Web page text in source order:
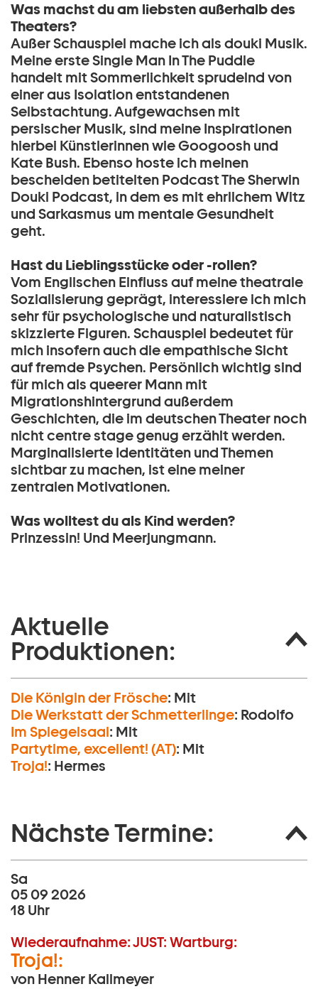
Was machst du am liebsten außerhalb des
Theaters?
Außer Schauspiel mache ich als douki Musik.
Meine erste Single Man In The Puddle
handelt mit Sommerlichkeit sprudelnd von
einer aus Isolation entstandenen
Selbstachtung. Aufgewachsen mit
persischer Musik, sind meine Inspirationen
hierbei Künstlerinnen wie Googoosh und
Kate Bush. Ebenso hoste ich meinen
bescheiden betitelten Podcast The Sherwin
Douki Podcast, in dem es mit ehrlichem Witz
und Sarkasmus um mentale Gesundheit
geht.
Hast du Lieblingsstücke oder -rollen?
Vom Englischen Einfluss auf meine theatrale
Sozialisierung geprägt, interessiere ich mich
sehr für psychologische und naturalistisch
skizzierte Figuren. Schauspiel bedeutet für
mich insofern auch die empathische Sicht
auf fremde Psychen. Persönlich wichtig sind
für mich als queerer Mann mit
Migrationshintergrund außerdem
Geschichten, die im deutschen Theater noch
nicht centre stage genug erzählt werden.
Marginalisierte Identitäten und Themen
sichtbar zu machen, ist eine meiner
zentralen Motivationen.
Was wolltest du als Kind werden?
Prinzessin! Und Meerjungmann.
Aktuelle
Produktionen:
Die Königin der Frösche: Mit
Die Werkstatt der Schmetterlinge: Rodolfo
Im Spiegelsaal: Mit
Partytime, excellent! (AT): Mit
Troja!: Hermes
Nächste Termine:
Sa
05 09 2026
18 Uhr
Wiederaufnahme:JUST: Wartburg:
Troja!:
von Henner Kallmeyer